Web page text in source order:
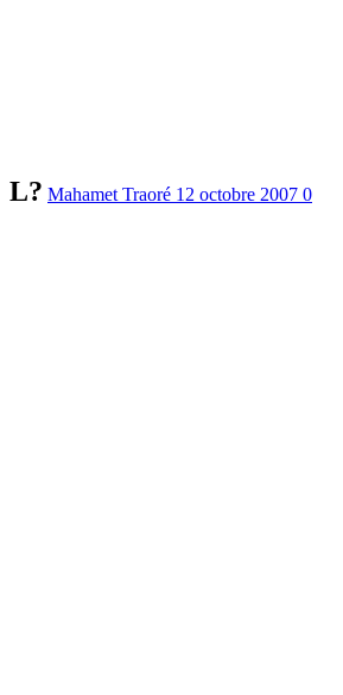
L? Mahamet Traoré 12 octobre 2007 0